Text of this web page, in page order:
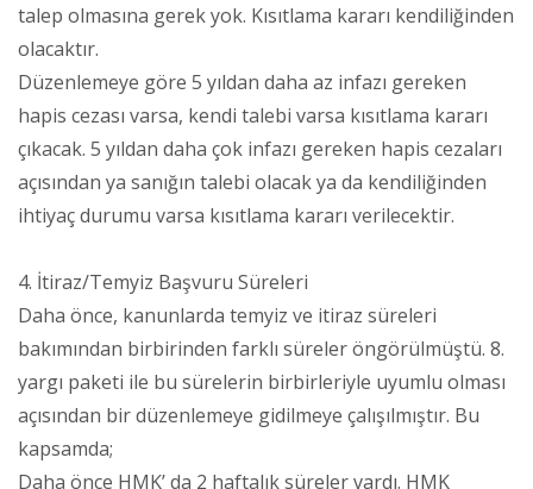
talep olmasına gerek yok. Kısıtlama kararı kendiliğinden
olacaktır.
Düzenlemeye göre 5 yıldan daha az infazı gereken
hapis cezası varsa, kendi talebi varsa kısıtlama kararı
çıkacak. 5 yıldan daha çok infazı gereken hapis cezaları
açısından ya sanığın talebi olacak ya da kendiliğinden
ihtiyaç durumu varsa kısıtlama kararı verilecektir.
4. İtiraz/Temyiz Başvuru Süreleri
Daha önce, kanunlarda temyiz ve itiraz süreleri
bakımından birbirinden farklı süreler öngörülmüştü. 8.
yargı paketi ile bu sürelerin birbirleriyle uyumlu olması
açısından bir düzenlemeye gidilmeye çalışılmıştır. Bu
kapsamda;
Daha önce HMK’ da 2 haftalık süreler vardı. HMK